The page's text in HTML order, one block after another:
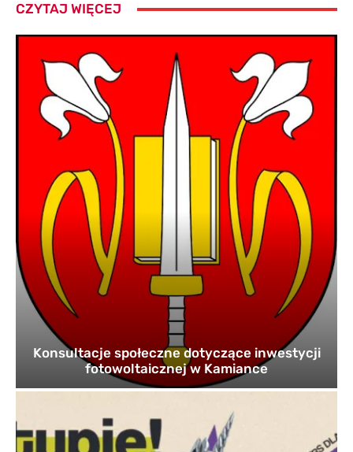
CZYTAJ WIĘCEJ
Konsultacje społeczne dotyczące inwestycji
fotowoltaicznej w Kamiance